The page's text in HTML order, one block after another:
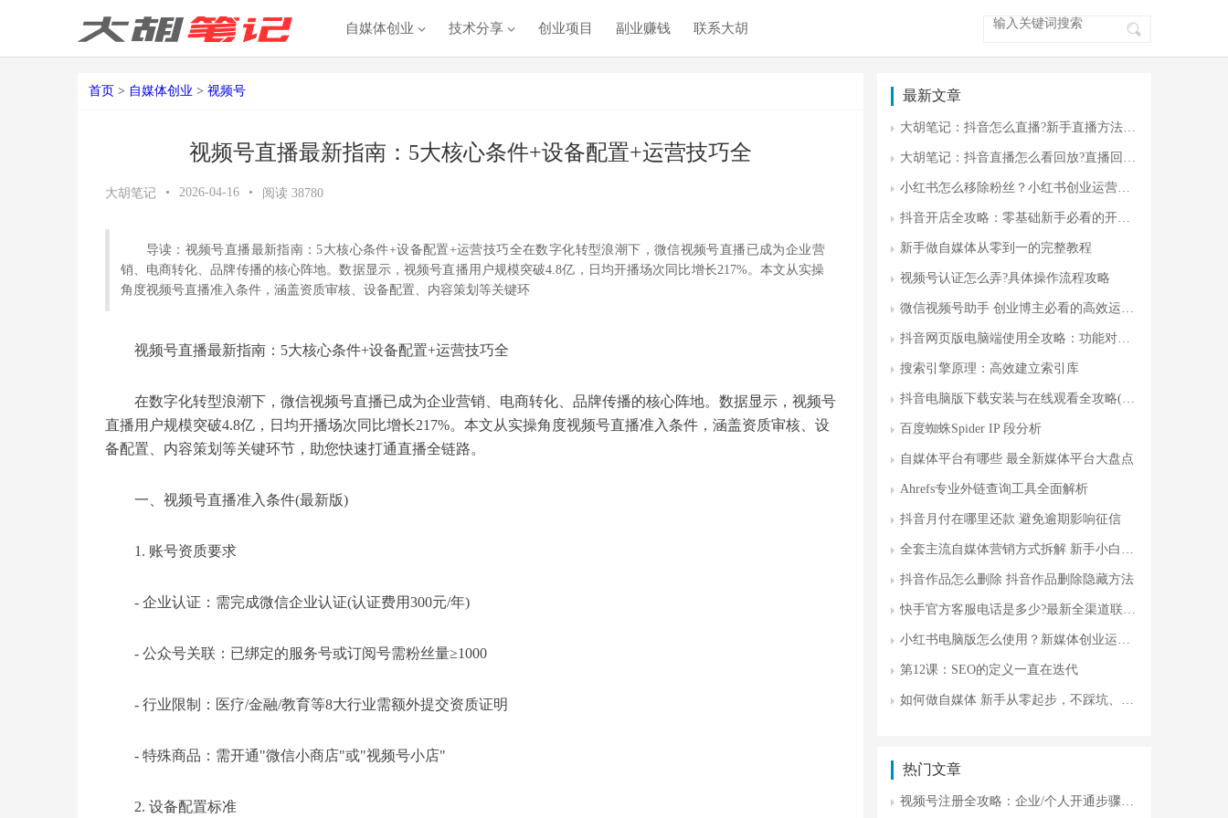
自媒体创业 技术分享 创业项目 副业赚钱 联系大胡
首页 > 自媒体创业 > 视频号
视频号直播最新指南：5大核心条件+设备配置+运营技巧全
大胡笔记 • 2026-04-16 • 阅读 38780
导读：视频号直播最新指南：5大核心条件+设备配置+运营技巧全在数字化转型浪潮下，微信视频号直播已成为企业营
销、电商转化、品牌传播的核心阵地。数据显示，视频号直播用户规模突破4.8亿，日均开播场次同比增长217%。本文从实操
角度视频号直播准入条件，涵盖资质审核、设备配置、内容策划等关键环
视频号直播最新指南：5大核心条件+设备配置+运营技巧全
在数字化转型浪潮下，微信视频号直播已成为企业营销、电商转化、品牌传播的核心阵地。数据显示，视频号
直播用户规模突破4.8亿，日均开播场次同比增长217%。本文从实操角度视频号直播准入条件，涵盖资质审核、设
备配置、内容策划等关键环节，助您快速打通直播全链路。
一、视频号直播准入条件(最新版)
1. 账号资质要求
- 企业认证：需完成微信企业认证(认证费用300元/年)
- 公众号关联：已绑定的服务号或订阅号需粉丝量≥1000
- 行业限制：医疗/金融/教育等8大行业需额外提交资质证明
- 特殊商品：需开通"微信小商店"或"视频号小店"
2. 设备配置标准
最新文章
大胡笔记：抖音怎么直播?新手直播方法 零门槛开播指南
大胡笔记：抖音直播怎么看回放?直播回放入门
小红书怎么移除粉丝？小红书创业运营攻略
抖音开店全攻略：零基础新手必看的开店流程与运营技巧(附避坑指南)
新手做自媒体从零到一的完整教程
视频号认证怎么弄?具体操作流程攻略
微信视频号助手 创业博主必看的高效运营神器
抖音网页版电脑端使用全攻略：功能对比下载安装及进阶技巧
搜索引擎原理：高效建立索引库
抖音电脑版下载安装与在线观看全攻略(最新版)
百度蜘蛛Spider IP 段分析
自媒体平台有哪些 最全新媒体平台大盘点
Ahrefs专业外链查询工具全面解析
抖音月付在哪里还款 避免逾期影响征信
全套主流自媒体营销方式拆解 新手小白攻略
抖音作品怎么删除 抖音作品删除隐藏方法
快手官方客服电话是多少?最新全渠道联系方式及问题处理指南
小红书电脑版怎么使用？新媒体创业运营更高效
第12课：SEO的定义一直在迭代
如何做自媒体 新手从零起步，不踩坑、不瞎忙
热门文章
视频号注册全攻略：企业/个人开通步骤+运营技巧+避坑指南